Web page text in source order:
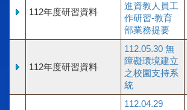
112年度研習資料
進資教人員工
作研習-教育
部業務提要
112年度研習資料
112.05.30 無
障礙環境建立
之校園支持系
統
112.04.29